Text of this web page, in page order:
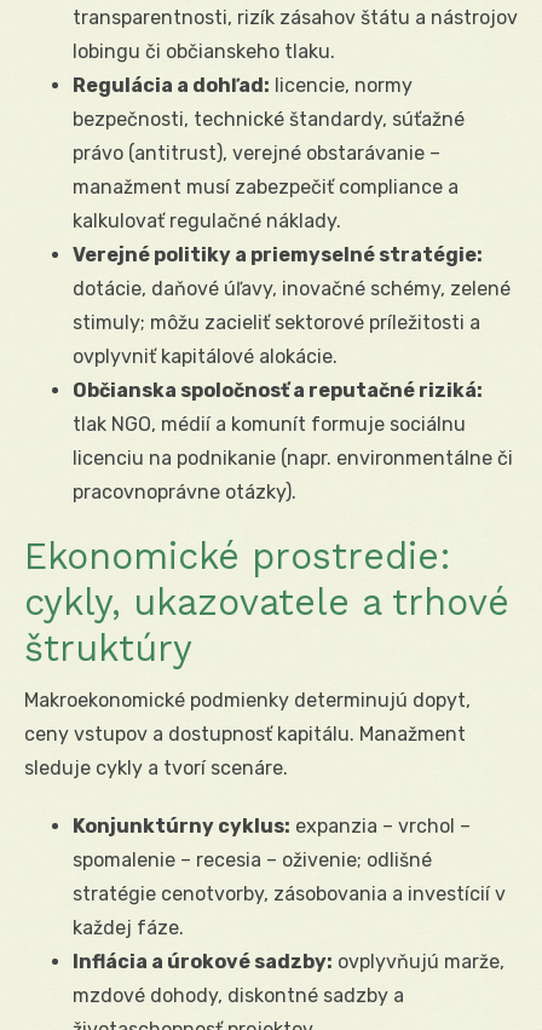
transparentnosti, rizík zásahov štátu a nástrojov
lobingu či občianskeho tlaku.
Regulácia a dohľad: licencie, normy
bezpečnosti, technické štandardy, súťažné
právo (antitrust), verejné obstarávanie –
manažment musí zabezpečiť compliance a
kalkulovať regulačné náklady.
Verejné politiky a priemyselné stratégie:
dotácie, daňové úľavy, inovačné schémy, zelené
stimuly; môžu zacieliť sektorové príležitosti a
ovplyvniť kapitálové alokácie.
Občianska spoločnosť a reputačné riziká:
tlak NGO, médií a komunít formuje sociálnu
licenciu na podnikanie (napr. environmentálne či
pracovnoprávne otázky).
Ekonomické prostredie:
cykly, ukazovatele a trhové
štruktúry
Makroekonomické podmienky determinujú dopyt,
ceny vstupov a dostupnosť kapitálu. Manažment
sleduje cykly a tvorí scenáre.
Konjunktúrny cyklus: expanzia – vrchol –
spomalenie – recesia – oživenie; odlišné
stratégie cenotvorby, zásobovania a investícií v
každej fáze.
Inflácia a úrokové sadzby: ovplyvňujú marže,
mzdové dohody, diskontné sadzby a